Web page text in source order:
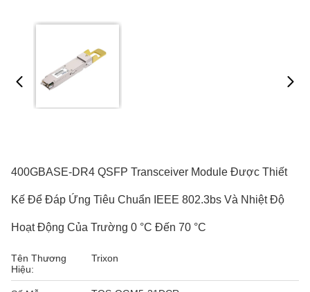
400GBASE-DR4 QSFP Transceiver Module Được Thiết
Kế Để Đáp Ứng Tiêu Chuẩn IEEE 802.3bs Và Nhiệt Độ
Hoạt Động Của Trường 0 °C Đến 70 °C
Tên Thương
Hiệu:
Trixon